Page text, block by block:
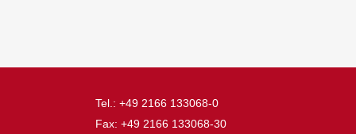
Tel.: +49 2166 133068-0
Fax: +49 2166 133068-30